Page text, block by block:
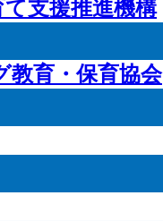
支援推進機構
教育・保育協会